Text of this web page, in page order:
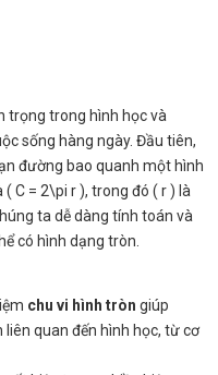
trọng trong hình học và
sống hàng ngày. Đầu tiên,
đường bao quanh một hình
( C = 2\pi r ), trong đó ( r ) là
ta dễ dàng tính toán và
có hình dạng tròn.
chu vi hình tròn giúp
quan đến hình học, từ cơ